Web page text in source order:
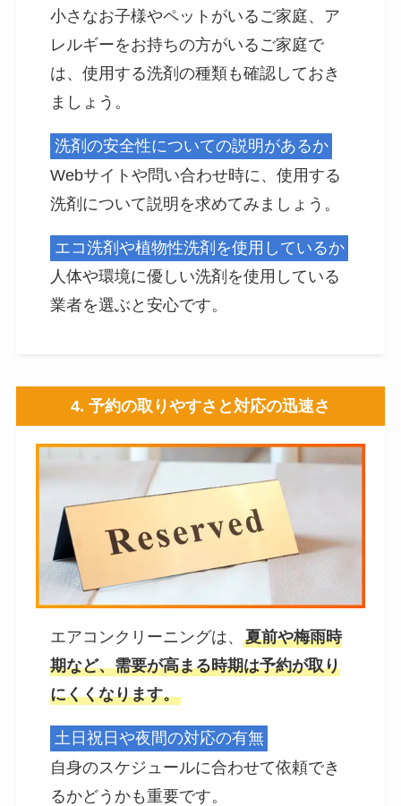
小さなお子様やペットがいるご家庭、ア
レルギーをお持ちの方がいるご家庭で
は、使用する洗剤の種類も確認しておき
ましょう。
洗剤の安全性についての説明があるか
Webサイトや問い合わせ時に、使用する
洗剤について説明を求めてみましょう。
エコ洗剤や植物性洗剤を使用しているか
人体や環境に優しい洗剤を使用している
業者を選ぶと安心です。
4. 予約の取りやすさと対応の迅速さ
エアコンクリーニングは、夏前や梅雨時
期など、需要が高まる時期は予約が取り
にくくなります。
土日祝日や夜間の対応の有無
自身のスケジュールに合わせて依頼でき
るかどうかも重要です。